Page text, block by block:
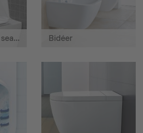
Soft-close toilet seats Bidéer